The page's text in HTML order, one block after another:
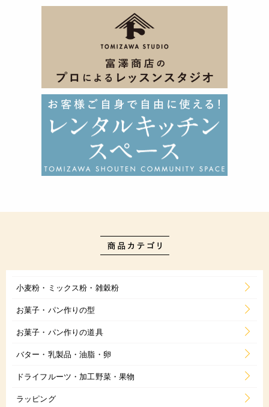
小麦粉・ミックス粉・雑穀粉
お菓子・パン作りの型
お菓子・パン作りの道具
バター・乳製品・油脂・卵
ドライフルーツ・加工野菜・果物
ラッピング